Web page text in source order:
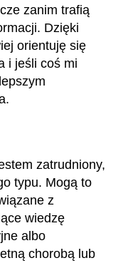
zanim trafią
Dzięki
orientuję się
i jeśli coś mi
zatrudniony,
typu. Mogą to
z
wiedzę
albo
chorobą lub